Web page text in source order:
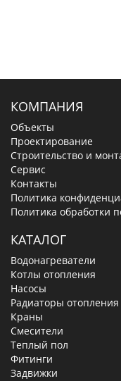
КОМПАНИЯ
Объекты
Проектирование
Строительство и
Сервис
Контакты
Политика
Политика обработки
КАТАЛОГ
Водонагреватели
Котлы отопления
Насосы
Радиаторы отопления
Краны
Смесители
Теплый пол
Фитинги
Задвижки